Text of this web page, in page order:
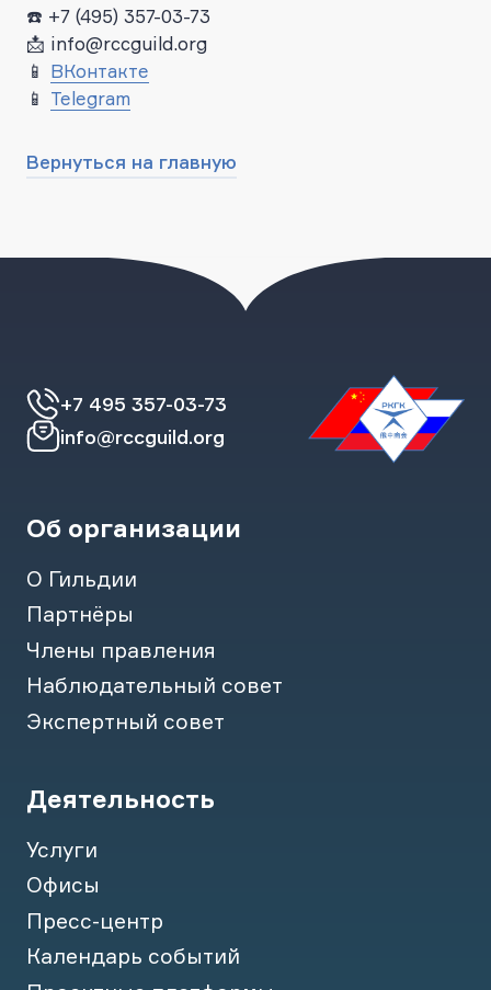
☎️ +7 (495) 357-03-73
📩 info@rccguild.org
📱 ВКонтакте
📱 Telegram
Вернуться на главную
+7 495 357-03-73
info@rccguild.org
Об организации
О Гильдии
Партнёры
Члены правления
Наблюдательный совет
Экспертный совет
Деятельность
Услуги
Офисы
Пресс-центр
Календарь событий